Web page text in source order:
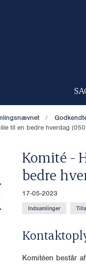
til en bedre hverdag
Komité -
bedre
17-05-2023
Indsamlinger
Komitéen består